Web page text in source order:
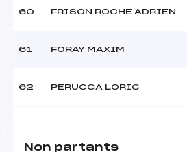
60 FRISON ROCHE ADRIEN
61 FORAY MAXIM
62 PERUCCA LORIC
Non partants